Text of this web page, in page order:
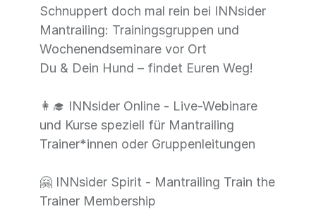
Schnuppert doch mal rein bei INNsider
Mantrailing: Trainingsgruppen und
Wochenendseminare vor Ort
Du & Dein Hund – findet Euren Weg!
👩‍🎓 INNsider Online - Live-Webinare
und Kurse speziell für Mantrailing
Trainer*innen oder Gruppenleitungen
🤗 INNsider Spirit - Mantrailing Train the
Trainer Membership